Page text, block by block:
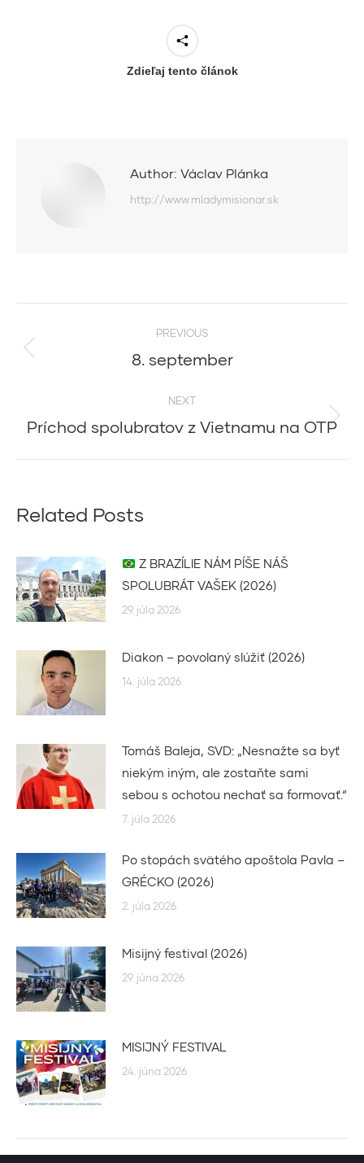
Zdieľaj tento článok
Author: Václav Plánka
http://www.mladymisionar.sk
navigation
PREVIOUS
Previous
8. september
NEXT
Next
Príchod spolubratov z Vietnamu na OTP
Related Posts
Z BRAZÍLIE NÁM PÍŠE NÁŠ
SPOLUBRÁT VAŠEK (2026)
29. júla 2026
Diakon – povolaný slúžiť (2026)
14. júla 2026
Tomáš Baleja, SVD: „Nesnažte sa byť
niekým iným, ale zostaňte sami
sebou s ochotou nechať sa formovať.“
7. júla 2026
Po stopách svätého apoštola Pavla –
GRÉCKO (2026)
2. júla 2026
Misijný festival (2026)
29. júna 2026
MISIJNÝ FESTIVAL
24. júna 2026